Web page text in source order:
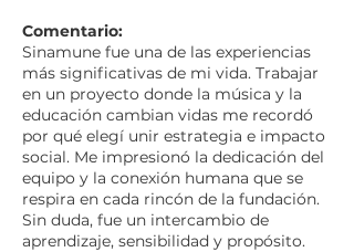
Comentario:
Sinamune fue una de las experiencias
más significativas de mi vida. Trabajar
en un proyecto donde la música y la
educación cambian vidas me recordó
por qué elegí unir estrategia e impacto
social. Me impresionó la dedicación del
equipo y la conexión humana que se
respira en cada rincón de la fundación.
Sin duda, fue un intercambio de
aprendizaje, sensibilidad y propósito.